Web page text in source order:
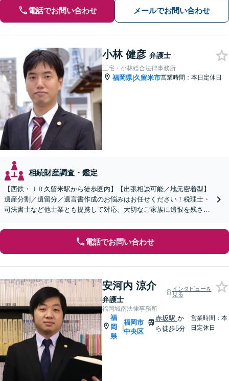
電話でお問い合わせ メールでお問い合わせ
小林 健彦 弁護士
三宅・小林総合法律事務所
福岡県|久留米市営業時間：本日定休日
相続財産調査・鑑定
【西鉄・ＪＲ久留米駅から徒歩圏内】【出張相談可能／地元密着型】
遺産分割／遺留分／遺言書作成のお悩みはお任せください！税理士・
司法書士など他士業とも提携して対応。大切なご家族に遺恨を残さな
電話でお問い合わせ
安河内 涼介
弁護士
インタビューを
見る
福岡城南法律事務所
福
岡
県
|
福岡市
中央区
赤坂駅 か
ら徒歩5分
営業時間：本
日定休日